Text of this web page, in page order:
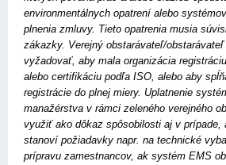
environmentálnych opatrení alebo
plnenia zmluvy. Tieto opatrenia musia
zákazky. Verejný obstarávateľ/
vyžadovať, aby mala organizácia
alebo certifikáciu podľa ISO, alebo aby
registrácie do plnej miery. Uplatnenie
manažérstva v rámci zeleného verejného
využiť ako dôkaz spôsobilosti aj v
stanoví požiadavky napr. na technické
prípravu zamestnancov, ak systém EMS